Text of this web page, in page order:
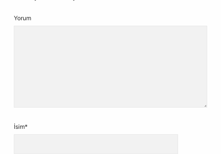
Yorum
İsim*